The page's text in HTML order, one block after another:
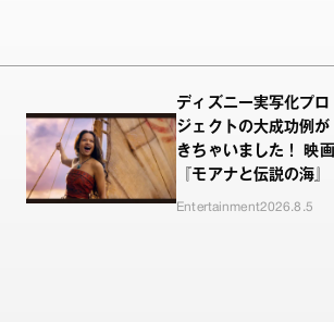
ディズニー実写化プロ
ジェクトの大成功例が
きちゃいました！ 映画
『モアナと伝説の海』
Entertainment2026.8.5